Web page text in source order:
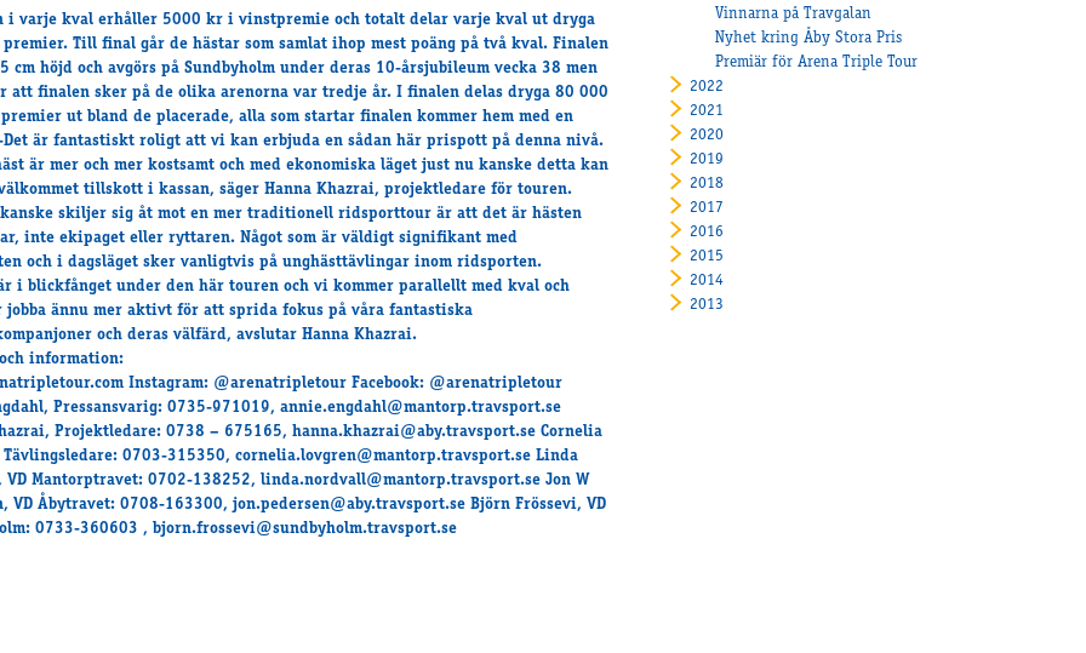
i varje kval erhåller 5000 kr i vinstpremie och totalt delar varje kval ut dryga
Till final går de hästar som samlat ihop mest poäng på två kval. Finalen
cm höjd och avgörs på Sundbyholm under deras 10-årsjubileum vecka 38 men
att finalen sker på de olika arenorna var tredje år. I finalen delas dryga 80 000
ut bland de placerade, alla som startar finalen kommer hem med en
är fantastiskt roligt att vi kan erbjuda en sådan här prispott på denna nivå.
är mer och mer kostsamt och med ekonomiska läget just nu kanske detta kan
tillskott i kassan, säger Hanna Khazrai, projektledare för touren.
kanske skiljer sig åt mot en mer traditionell ridsporttour är att det är hästen
inte ekipaget eller ryttaren. Något som är väldigt signifikant med
och i dagsläget sker vanligtvis på unghästtävlingar inom ridsporten.
i blickfånget under den här touren och vi kommer parallellt med kval och
jobba ännu mer aktivt för att sprida fokus på våra fantastiska
och deras välfärd, avslutar Hanna Khazrai.
information:
Instagram: @arenatripletour Facebook: @arenatripletour
Pressansvarig: 0735-971019, annie.engdahl@mantorp.travsport.se
Projektledare: 0738 – 675165, hanna.khazrai@aby.travsport.se Cornelia
Tävlingsledare: 0703-315350, cornelia.lovgren@mantorp.travsport.se Linda
VD Mantorptravet: 0702-138252, linda.nordvall@mantorp.travsport.se Jon W
VD Åbytravet: 0708-163300, jon.pedersen@aby.travsport.se Björn Frössevi, VD
0733-360603 , bjorn.frossevi@sundbyholm.travsport.se
Vinnarna på Travgalan
Nyhet kring Åby Stora Pris
Premiär för Arena Triple Tour
2022
2021
2020
2019
2018
2017
2016
2015
2014
2013